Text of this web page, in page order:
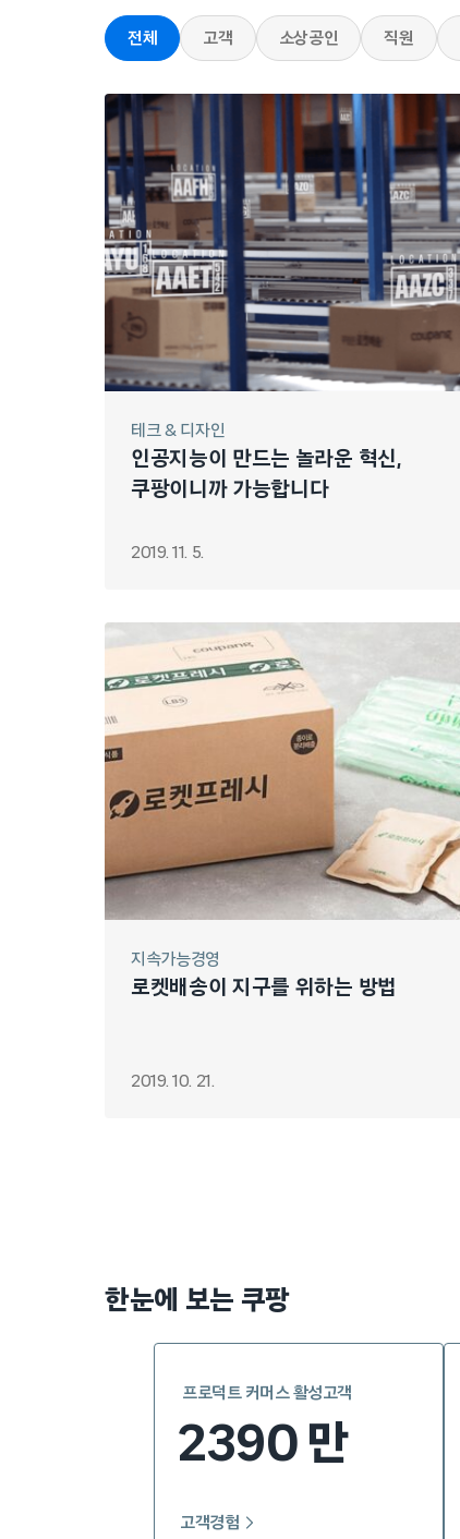
전체 고객 소상공인 직원
테크 & 디자인
인공지능이 만드는 놀라운 혁신,
쿠팡이니까 가능합니다
2019. 11. 5.
지속가능경영
로켓배송이 지구를 위하는 방법
2019. 10. 21.
한눈에 보는 쿠팡
프로덕트 커머스 활성고객
2390 만
고객경험